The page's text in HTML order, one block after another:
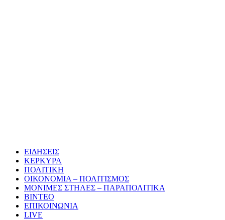
ΕΙΔΗΣΕΙΣ
ΚΕΡΚΥΡΑ
ΠΟΛΙΤΙΚΗ
ΟΙΚΟΝΟΜΙΑ – ΠΟΛΙΤΙΣΜΟΣ
ΜΟΝΙΜΕΣ ΣΤΗΛΕΣ – ΠΑΡΑΠΟΛΙΤΙΚΑ
ΒΙΝΤΕΟ
ΕΠΙΚΟΙΝΩΝΙΑ
LIVE